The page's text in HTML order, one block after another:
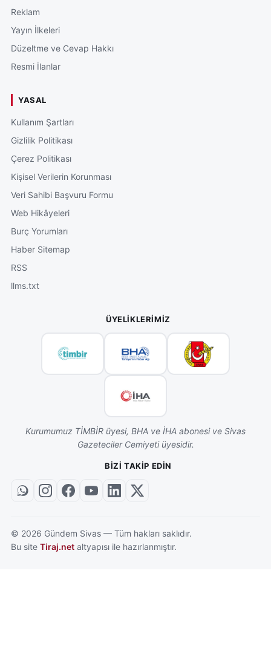
Reklam
Yayın İlkeleri
Düzeltme ve Cevap Hakkı
Resmi İlanlar
YASAL
Kullanım Şartları
Gizlilik Politikası
Çerez Politikası
Kişisel Verilerin Korunması
Veri Sahibi Başvuru Formu
Web Hikâyeleri
Burç Yorumları
Haber Sitemap
RSS
llms.txt
ÜYELIKLERIMIZ
Kurumumuz TİMBİR üyesi, BHA ve İHA abonesi ve Sivas
Gazeteciler Cemiyeti üyesidir.
BIZI TAKIP EDIN
© 2026 Gündem Sivas — Tüm hakları saklıdır.
Bu site Tiraj.net altyapısı ile hazırlanmıştır.